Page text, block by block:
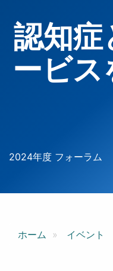
ー
認知症
ービ
2024年度 フォーラム
ホーム イベント